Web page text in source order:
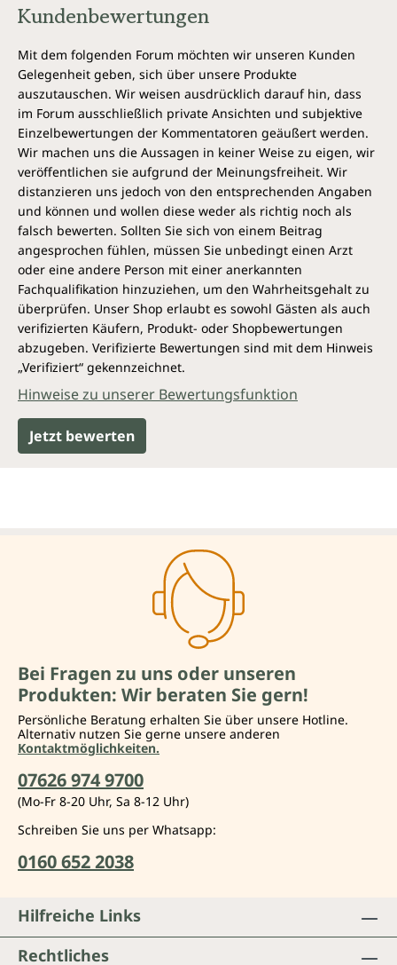
Kundenbewertungen
Mit dem folgenden Forum möchten wir unseren Kunden
Gelegenheit geben, sich über unsere Produkte
auszutauschen. Wir weisen ausdrücklich darauf hin, dass
im Forum ausschließlich private Ansichten und subjektive
Einzelbewertungen der Kommentatoren geäußert werden.
Wir machen uns die Aussagen in keiner Weise zu eigen, wir
veröffentlichen sie aufgrund der Meinungsfreiheit. Wir
distanzieren uns jedoch von den entsprechenden Angaben
und können und wollen diese weder als richtig noch als
falsch bewerten. Sollten Sie sich von einem Beitrag
angesprochen fühlen, müssen Sie unbedingt einen Arzt
oder eine andere Person mit einer anerkannten
Fachqualifikation hinzuziehen, um den Wahrheitsgehalt zu
überprüfen. Unser Shop erlaubt es sowohl Gästen als auch
verifizierten Käufern, Produkt- oder Shopbewertungen
abzugeben. Verifizierte Bewertungen sind mit dem Hinweis
„Verifiziert“ gekennzeichnet.
Hinweise zu unserer Bewertungsfunktion
Jetzt bewerten
Bei Fragen zu uns oder unseren
Produkten: Wir beraten Sie gern!
Persönliche Beratung erhalten Sie über unsere Hotline.
Alternativ nutzen Sie gerne unsere anderen
Kontaktmöglichkeiten.
07626 974 9700
(Mo-Fr 8-20 Uhr, Sa 8-12 Uhr)
Schreiben Sie uns per Whatsapp:
0160 652 2038
Hilfreiche Links
Rechtliches